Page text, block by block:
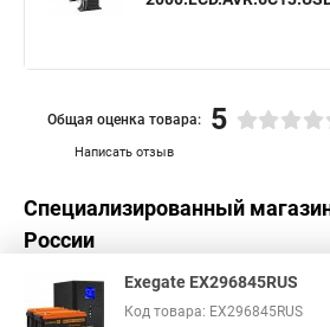
Написать отзыв
Общая оценка товара: 5
Специализированный
России
Exegate EX296845RUS
Код товара: EX296845RUS